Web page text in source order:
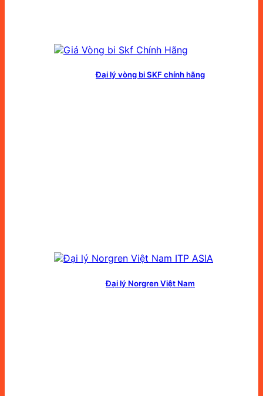
Đại lý vòng bi SKF chính hãng
Đại lý Norgren Việt Nam